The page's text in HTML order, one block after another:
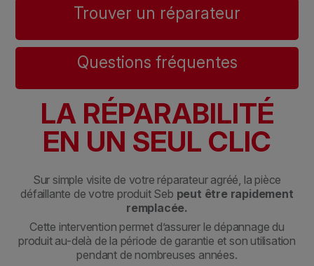
Trouver un réparateur
Questions fréquentes
LA RÉPARABILITÉ
EN UN SEUL CLIC
Sur simple visite de votre réparateur agréé, la pièce
défaillante de votre produit Seb peut être rapidement
remplacée.
Cette intervention permet d’assurer le dépannage du
produit au-delà de la période de garantie et son utilisation
pendant de nombreuses années.